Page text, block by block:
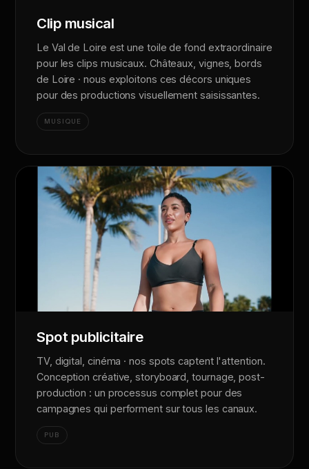
Clip musical
Le Val de Loire est une toile de fond extraordinaire
pour les clips musicaux. Châteaux, vignes, bords
de Loire · nous exploitons ces décors uniques
pour des productions visuellement saisissantes.
MUSIQUE
Spot publicitaire
TV, digital, cinéma · nos spots captent l'attention.
Conception créative, storyboard, tournage, post-
production : un processus complet pour des
campagnes qui performent sur tous les canaux.
PUB